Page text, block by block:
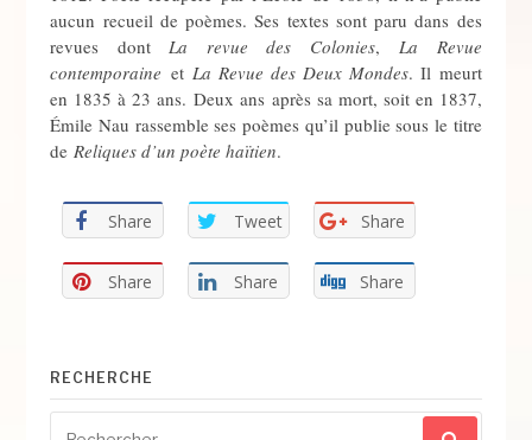
aucun recueil de poèmes. Ses textes sont paru dans des
revues dont La revue des Colonies, La Revue
contemporaine et La Revue des Deux Mondes. Il meurt
en 1835 à 23 ans. Deux ans après sa mort, soit en 1837,
Émile Nau rassemble ses poèmes qu’il publie sous le titre
de Reliques d’un poète haïtien.
Share Tweet Share
Share Share Share
RECHERCHE